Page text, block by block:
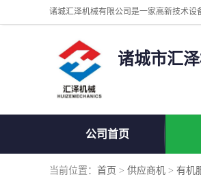
诸城市汇
公司首页
当前位置： 首页 > 供应商机 > 有机